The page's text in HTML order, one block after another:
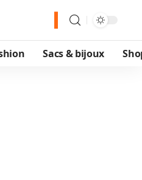
Sacs & bijoux